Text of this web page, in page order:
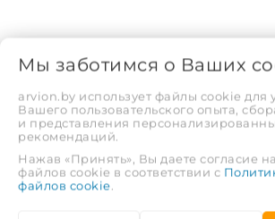
Описание Отзывы
ХАРАКТЕРИСТИКИ
Присоединительный
размер
М20х1.5
Мы заботимся о Ваших
arvion.by использует файлы cookie для
Вашего пользовательского опыта,
и представления
рекомендаций.
Нажав «Принять», Вы даете согласие
файлов cookie в соответствии с
файлов cookie.